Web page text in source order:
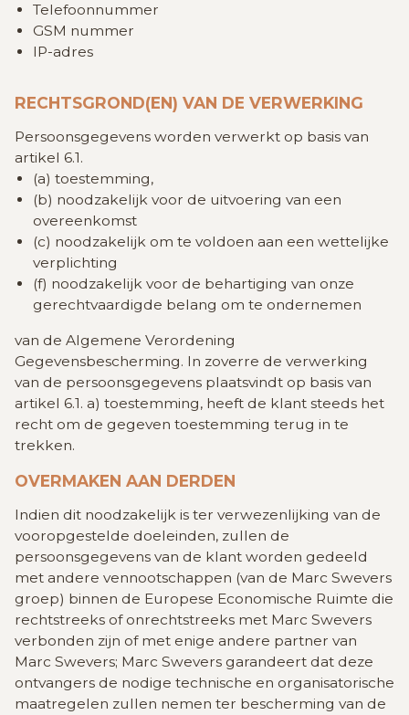
HUIZEN ALERT
Telefoonnummer
GSM nummer
IP-adres
RECHTSGROND(EN) VAN DE VERWERKING
Persoonsgegevens worden verwerkt op basis van
artikel 6.1.
(a) toestemming,
(b) noodzakelijk voor de uitvoering van een
overeenkomst
(c) noodzakelijk om te voldoen aan een wettelijke
verplichting
(f) noodzakelijk voor de behartiging van onze
gerechtvaardigde belang om te ondernemen
van de Algemene Verordening
Gegevensbescherming. In zoverre de verwerking
van de persoonsgegevens plaatsvindt op basis van
artikel 6.1. a) toestemming, heeft de klant steeds het
recht om de gegeven toestemming terug in te
trekken.
OVERMAKEN AAN DERDEN
Indien dit noodzakelijk is ter verwezenlijking van de
vooropgestelde doeleinden, zullen de
persoonsgegevens van de klant worden gedeeld
met andere vennootschappen (van de Marc Swevers
groep) binnen de Europese Economische Ruimte die
rechtstreeks of onrechtstreeks met Marc Swevers
verbonden zijn of met enige andere partner van
Marc Swevers; Marc Swevers garandeert dat deze
ontvangers de nodige technische en organisatorische
maatregelen zullen nemen ter bescherming van de